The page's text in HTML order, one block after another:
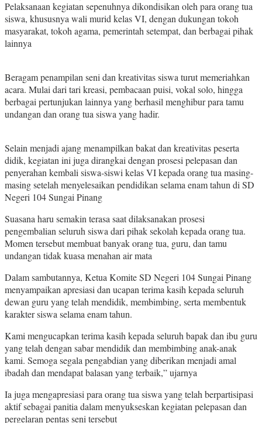
Pelaksanaan kegiatan sepenuhnya dikondisikan oleh para orang tua
siswa, khususnya wali murid kelas VI, dengan dukungan tokoh
masyarakat, tokoh agama, pemerintah setempat, dan berbagai pihak
lainnya
Beragam penampilan seni dan kreativitas siswa turut memeriahkan
acara. Mulai dari tari kreasi, pembacaan puisi, vokal solo, hingga
berbagai pertunjukan lainnya yang berhasil menghibur para tamu
undangan dan orang tua siswa yang hadir.
Selain menjadi ajang menampilkan bakat dan kreativitas peserta
didik, kegiatan ini juga dirangkai dengan prosesi pelepasan dan
penyerahan kembali siswa-siswi kelas VI kepada orang tua masing-
masing setelah menyelesaikan pendidikan selama enam tahun di SD
Negeri 104 Sungai Pinang
Suasana haru semakin terasa saat dilaksanakan prosesi
pengembalian seluruh siswa dari pihak sekolah kepada orang tua.
Momen tersebut membuat banyak orang tua, guru, dan tamu
undangan tidak kuasa menahan air mata
Dalam sambutannya, Ketua Komite SD Negeri 104 Sungai Pinang
menyampaikan apresiasi dan ucapan terima kasih kepada seluruh
dewan guru yang telah mendidik, membimbing, serta membentuk
karakter siswa selama enam tahun.
Kami mengucapkan terima kasih kepada seluruh bapak dan ibu guru
yang telah dengan sabar mendidik dan membimbing anak-anak
kami. Semoga segala pengabdian yang diberikan menjadi amal
ibadah dan mendapat balasan yang terbaik,” ujarnya
Ia juga mengapresiasi para orang tua siswa yang telah berpartisipasi
aktif sebagai panitia dalam menyukseskan kegiatan pelepasan dan
pergelaran pentas seni tersebut